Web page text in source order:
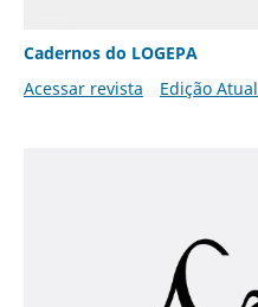
Cadernos do LOGEPA
Acessar revista
Edição Atual